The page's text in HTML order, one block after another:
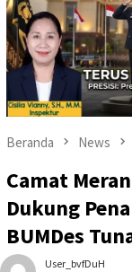
Beranda News
Camat
Dukung
BUMDes
User_bvfDuH